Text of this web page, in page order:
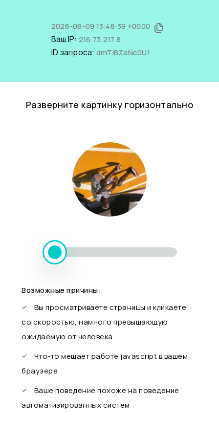
2026-08-09 13:48:39 +0000
Ваш IP: 216.73.217.8
ID запроса: dmTIBZaNc0U1
Разверните картинку горизонтально
Возможные причины:
Вы просматриваете страницы и кликаете
со скоростью, намного превышающую
ожидаемую от человека
Что-то мешает работе javascript в вашем
браузере
Ваше поведение похоже на поведение
автоматизированных систем